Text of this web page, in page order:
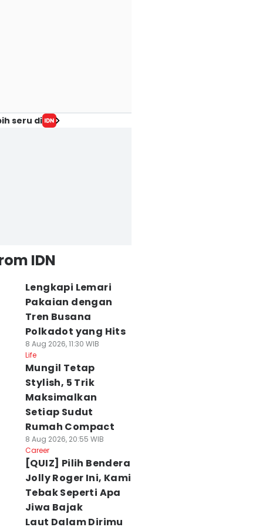
seru di
IDN
Lengkapi Lemari
Pakaian dengan
Tren Busana
Polkadot yang Hits
8 Aug 2026, 11:30 WIB
Life
Mungil Tetap
Stylish, 5 Trik
Maksimalkan
Setiap Sudut
Rumah Compact
8 Aug 2026, 20:55 WIB
Career
[QUIZ] Pilih Bendera
Jolly Roger Ini, Kami
Tebak Seperti Apa
Jiwa Bajak
Laut Dalam Dirimu